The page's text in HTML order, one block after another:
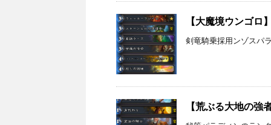
【大魔境ウンゴロ
剣竜騎乗採用ンゾスパ
【荒ぶる大地の強